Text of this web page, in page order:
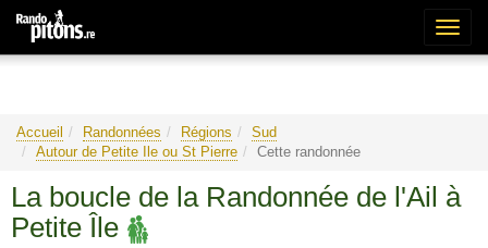
Accueil Randonnées Régions
Sud
Autour de Petite Ile ou St Pierre
Cette randonnée
La boucle de la Randonnée de l'Ail à
Petite Île